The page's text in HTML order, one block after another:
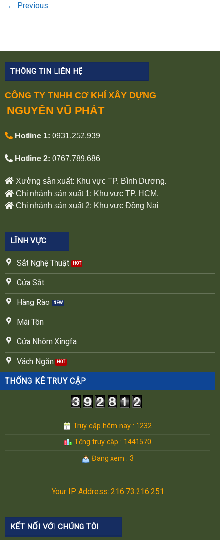
← Previous
THÔNG TIN LIÊN HỆ
CÔNG TY TNHH CƠ KHÍ XÂY DỰNG
NGUYÊN VŨ PHÁT
Hotline 1: 0931.252.939
Hotline 2: 0767.789.686
Xưởng sản xuất: Khu vực TP. Bình Dương.
Chi nhánh sản xuất 1: Khu vực TP. HCM.
Chi nhánh sản xuất 2: Khu vực Đồng Nai
LĨNH VỰC
Sắt Nghệ Thuật
Cửa Sắt
Hàng Rào
Mái Tôn
Cửa Nhôm Xingfa
Vách Ngăn
THỐNG KÊ TRUY CẬP
Truy cập hôm nay : 1232
Tổng truy cập : 1441570
Đang xem : 3
Your IP Address: 216.73.216.251
KẾT NỐI VỚI CHÚNG TÔI